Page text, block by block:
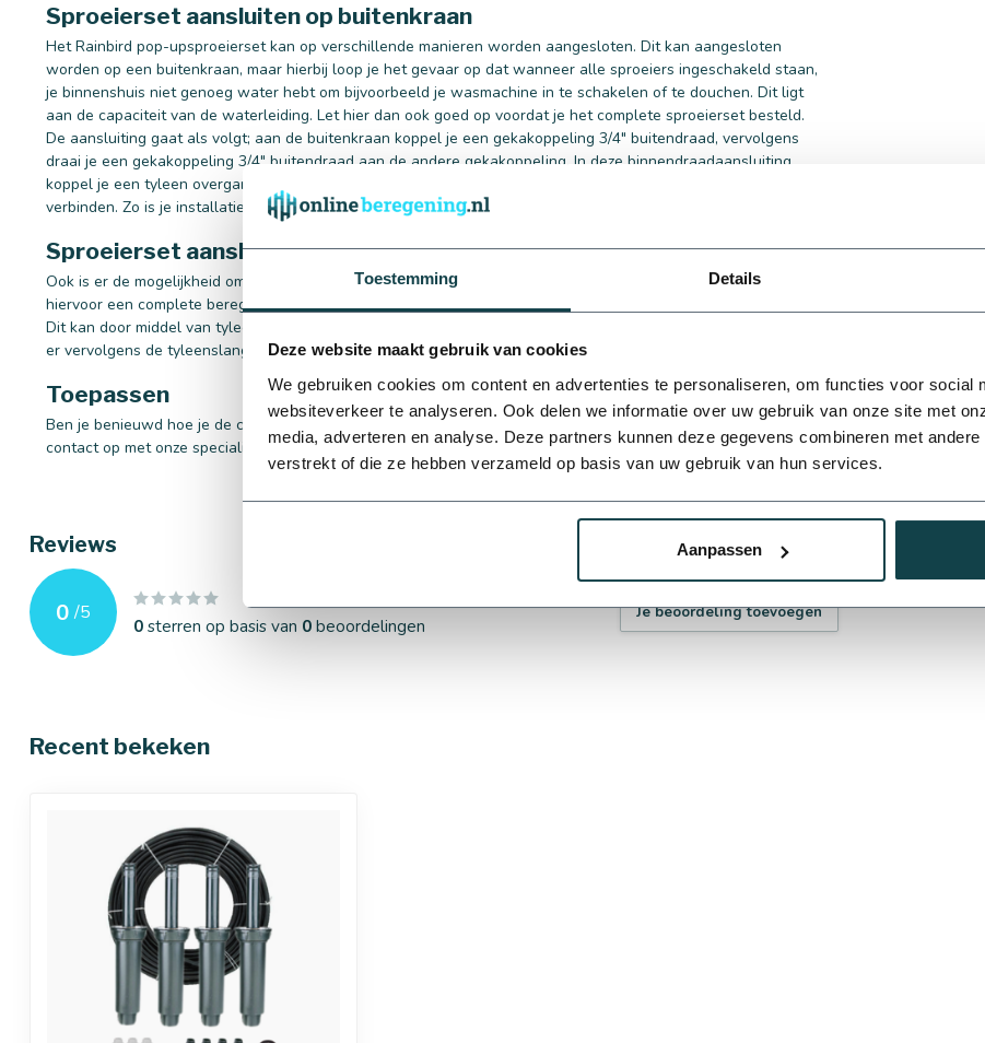
Toestemming Details
Deze website maakt gebruik van cookies
We gebruiken cookies om content en advertenties te personaliseren, om functies voor social
websiteverkeer te analyseren. Ook delen we informatie over uw gebruik van onze site met
media, adverteren en analyse. Deze partners kunnen deze gegevens combineren met
verstrekt of die ze hebben verzameld op basis van uw gebruik van hun services.
Aanpassen
Sproeierset aansluiten op buitenkraan
Het Rainbird pop-upsproeierset kan op verschillende manieren worden aangesloten. Dit kan aangesloten
worden op een buitenkraan, maar hierbij loop je het gevaar op dat wanneer alle sproeiers ingeschakeld staan,
je binnenshuis niet genoeg water hebt om bijvoorbeeld je wasmachine in te schakelen of te douchen. Dit ligt
aan de capaciteit van de waterleiding. Let hier dan ook goed op voordat je het complete sproeierset besteld.
De aansluiting gaat als volgt; aan de buitenkraan koppel je een gekakoppeling 3/4" buitendraad, vervolgens
draai je een gekakoppeling 3/4" buitendraad aan de andere gekakoppeling. In deze binnendraadaansluiting
koppel je een tyleen overgangskoppeling buitendraad 3/4" x 25 mm om er ten slotte een tyleenslang aan te
verbinden. Zo is je installatie gereed.
Sproeierset aansluiten aan beregeningsstation
Ook is er de mogelijkheid om de sproeierset via een beregeningsautomaat te laten regelen. Wij hebben
hiervoor een complete beregeningsstation samengesteld, waaraan de tuinsproeierset gekoppeld kan worden.
Dit kan door middel van tyleen overgangskoppelingen buitendraad 1" aan de magneetkleppen te koppelen en
er vervolgens de tyleenslang er aan te verbinden.
Toepassen
Ben je benieuwd hoe je de complete sproeiersset kan toepassen of heb je een andere vraag? Neem gerust
contact op met onze specialisten. Wij helpen je graag!
Reviews
0 /5
0sterren op basis van 0beoordelingen
Je beoordeling toevoegen
Recent bekeken